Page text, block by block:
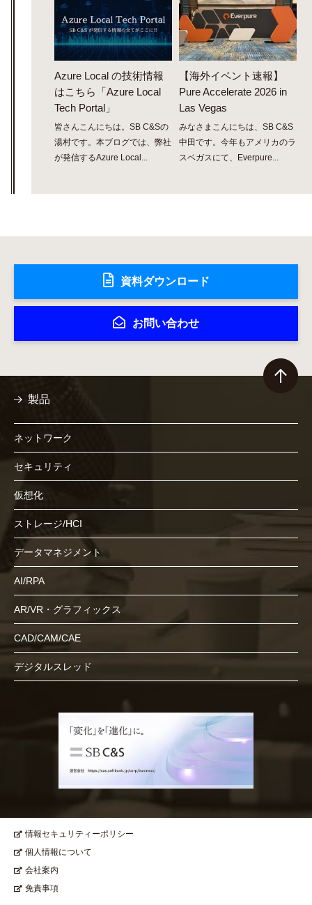
Azure Local の技術情報
はこちら「Azure Local
Tech Portal」
皆さんこんにちは。SB C&Sの
湯村です。本ブログでは、弊社
が発信するAzure Local...
【海外イベント速報】
Pure Accelerate 2026 in
Las Vegas
みなさまこんにちは、SB C&S
中田です。今年もアメリカのラ
スベガスにて、Everpure...
資料ダウンロード
お問い合わせ
製品
ネットワーク
セキュリティ
仮想化
ストレージ/HCI
データマネジメント
AI/RPA
AR/VR・グラフィックス
CAD/CAM/CAE
デジタルスレッド
情報セキュリティーポリシー
個人情報について
会社案内
免責事項